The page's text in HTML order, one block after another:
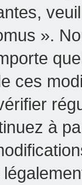
».
ces
à